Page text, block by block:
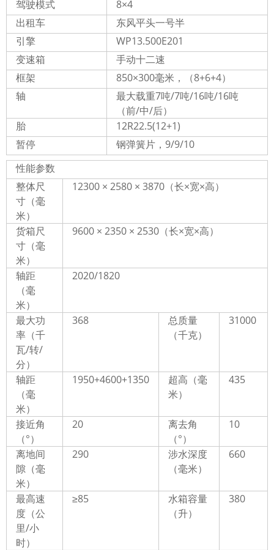
驾驶模式
8×4
出租车
东风平头一号半
引擎
WP13.500E201
变速箱
手动十二速
框架
850×300毫米，（8+6+4）
轴
最大载重7吨/7吨/16吨/16吨
（前/中/后）
胎
12R22.5(12+1)
暂停
钢弹簧片，9/9/10
性能参数
整体尺
寸（毫
米）
12300 × 2580 × 3870（长×宽×高）
货箱尺
寸（毫
米）
9600 × 2350 × 2530（长×宽×高）
轴距
（毫
米）
2020/1820
最大功
率（千
瓦/转/
分）
368
总质量
（千克）
31000
轴距
（毫
米）
1950+4600+1350
超高（毫
米）
435
接近角
（°）
20
离去角
（°）
10
离地间
隙（毫
米）
290
涉水深度
（毫米）
660
最高速
度（公
里/小
时）
≥85
水箱容量
（升）
380